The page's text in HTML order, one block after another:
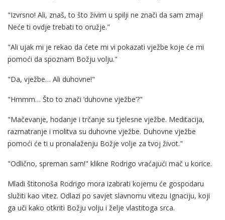
"Izvrsno! Ali, znaš, to što živim u spilji ne znači da sam zmaj!
Neće ti ovdje trebati to oružje."
"Ali ujak mi je rekao da ćete mi vi pokazati vježbe koje će mi
pomoći da spoznam Božju volju."
"Da, vježbe… Ali duhovne!"
"Hmmm… Što to znači ‘duhovne vježbe’?"
"Mačevanje, hodanje i trčanje su tjelesne vježbe. Meditacija,
razmatranje i molitva su duhovne vježbe. Duhovne vježbe
pomoći će ti u pronalaženju Božje volje za tvoj život."
"Odlično, spreman sam!" klikne Rodrigo vraćajući mač u korice.
Mladi štitonoša Rodrigo mora izabrati kojemu će gospodaru
služiti kao vitez. Odlazi po savjet slavnomu vitezu Ignaciju, koji
ga uči kako otkriti Božju volju i želje vlastitoga srca.